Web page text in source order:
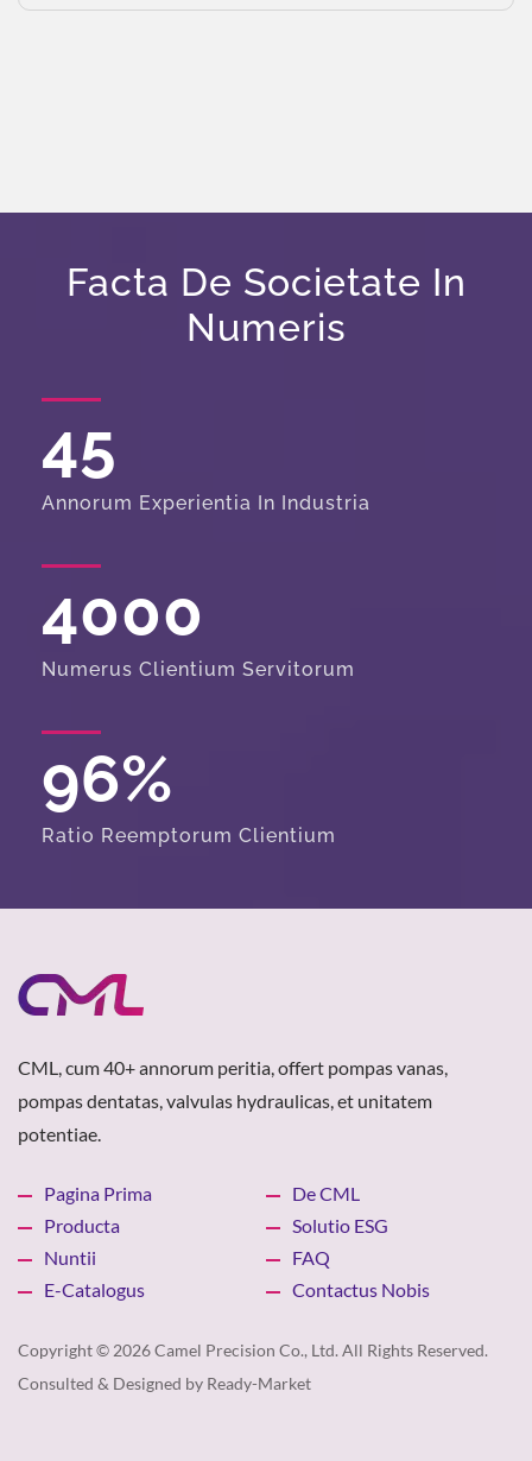
Facta De Societate In
Numeris
45
Annorum Experientia In Industria
4000
Numerus Clientium Servitorum
96%
Ratio Reemptorum Clientium
CML, cum 40+ annorum peritia, offert pompas vanas,
pompas dentatas, valvulas hydraulicas, et unitatem
potentiae.
Pagina Prima
De CML
Producta
Solutio ESG
Nuntii
FAQ
E-Catalogus
Contactus Nobis
Copyright © 2026Camel Precision Co., Ltd. All Rights Reserved.
Consulted & Designed by Ready-Market